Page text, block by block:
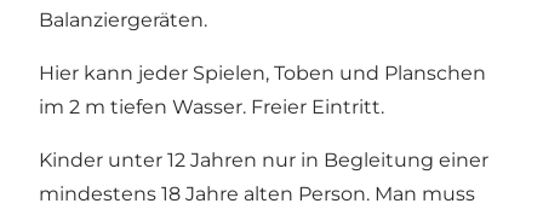
Balanziergeräten.
Hier kann jeder Spielen, Toben und Planschen
im 2 m tiefen Wasser. Freier Eintritt.
Kinder unter 12 Jahren nur in Begleitung einer
mindestens 18 Jahre alten Person. Man muss